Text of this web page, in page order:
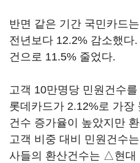
반면 같은 기간 국민카드
전년보다 12.2% 감소했다.
건으로 11.5% 줄었다.
고객 10만명당 민원건수
롯데카드가 2.12%로 가장
건수 증가율이 높았지만
고객 비중 대비 민원건수
사들의 환산건수는 △현